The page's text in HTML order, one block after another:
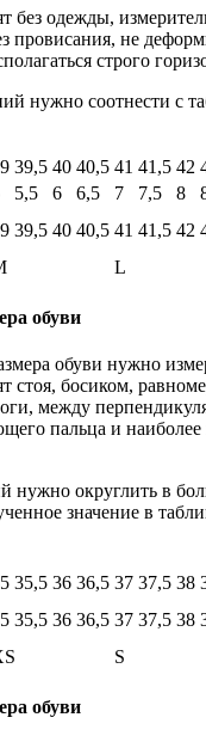
без одежды,
провисания, не
строго
нужно соотнести с
39,5 40 40,5 41 41,5 42
5,5 6 6,5 7 7,5 8
39,5 40 40,5 41 41,5 42
L
обуви
обуви нужно
стоя, босиком,
между
пальца и
нужно округлить в
значение в
35,5 36 36,5 37 37,5 38
35,5 36 36,5 37 37,5 38
S
обуви